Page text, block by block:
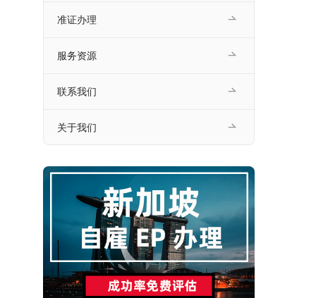
准证办理
服务资源
联系我们
关于我们